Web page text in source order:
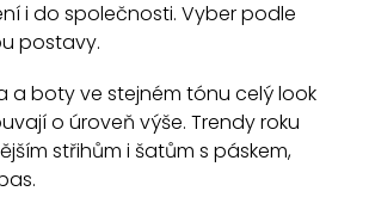
p
s
u
i do společnosti. Vyber podle
postavy.
a boty ve stejném tónu celý look
o úroveň výše. Trendy roku
střihům i šatům s páskem,